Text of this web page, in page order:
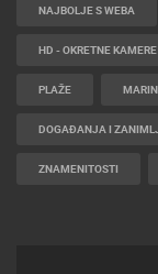
NAJBOLJE S WEBA
HD - OKRETNE KAMERE
PLAŽE
DOGAĐANJA I
ZNAMENITOSTI